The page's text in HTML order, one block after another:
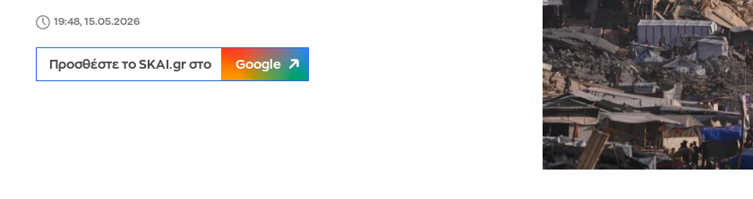
19:48, 15.05.2026
Προσθέστε το SKAI.gr στο Google